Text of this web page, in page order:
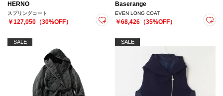
HERNO
スプリングコート
￥127,050（30%OFF）
Baserange
EVEN LONG COAT
￥68,426（35%OFF）
SALE SALE